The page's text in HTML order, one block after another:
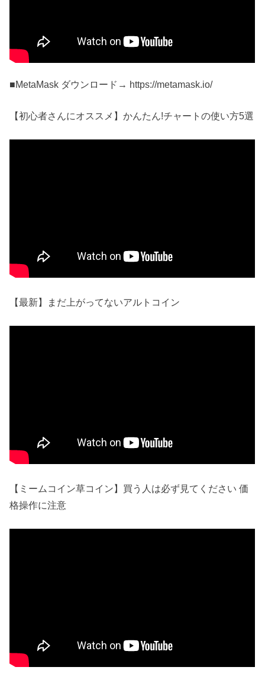
■MetaMask ダウンロード→ https://metamask.io/
【初心者さんにオススメ】かんたん!チャートの使い方5選
【最新】まだ上がってないアルトコイン
【ミームコイン草コイン】買う人は必ず見てください 価
格操作に注意